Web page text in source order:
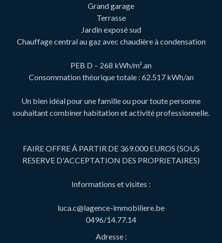
Grand garage
Terrasse
Jardin exposé sud
Chauffage central au gaz avec chaudière à condensation
PEB D – 268 kWh/m².an
Consommation théorique totale : 62.517 kWh/an
Un bien idéal pour une famille ou pour toute personne
souhaitant combiner habitation et activité professionnelle.
FAIRE OFFRE Á PARTIR DE 369.000 EUROS (SOUS
RESERVE D'ACCEPTATION DES PROPRIETAIRES)
Informations et visites :
luca.c@lagence-immobiliere.be
0496/14.77.14
Adresse :